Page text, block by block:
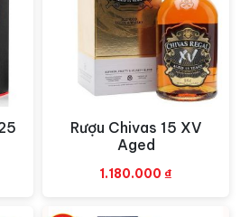
Kinh George Vtrao tặng tước
danh cho những đóng góp tận
nước.
Xem nhanh
Rượu Chivas 15 XV
Aged
1.180.000 ₫